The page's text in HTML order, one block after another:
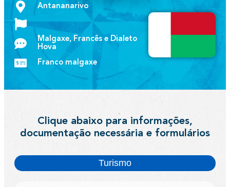
Antananarivo
Malgaxe, Francês e Dialeto
Hova
Franco malgaxe
Clique abaixo para informações,
documentação necessária e formulários
Turismo